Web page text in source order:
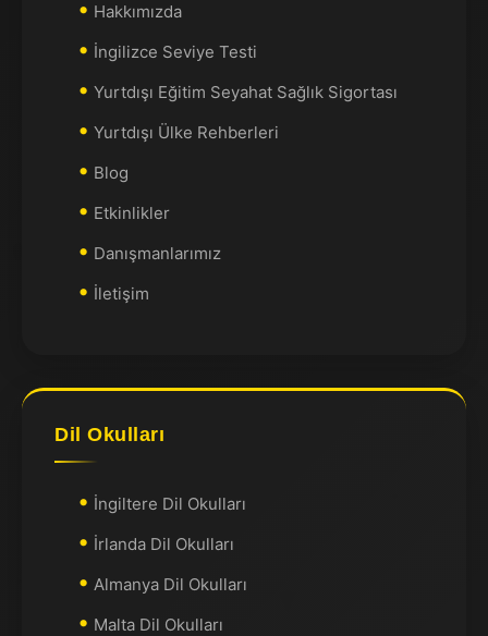
Hakkımızda
İngilizce Seviye Testi
Yurtdışı Eğitim Seyahat Sağlık Sigortası
Yurtdışı Ülke Rehberleri
Blog
Etkinlikler
Danışmanlarımız
İletişim
Dil Okulları
İngiltere Dil Okulları
İrlanda Dil Okulları
Almanya Dil Okulları
Malta Dil Okulları